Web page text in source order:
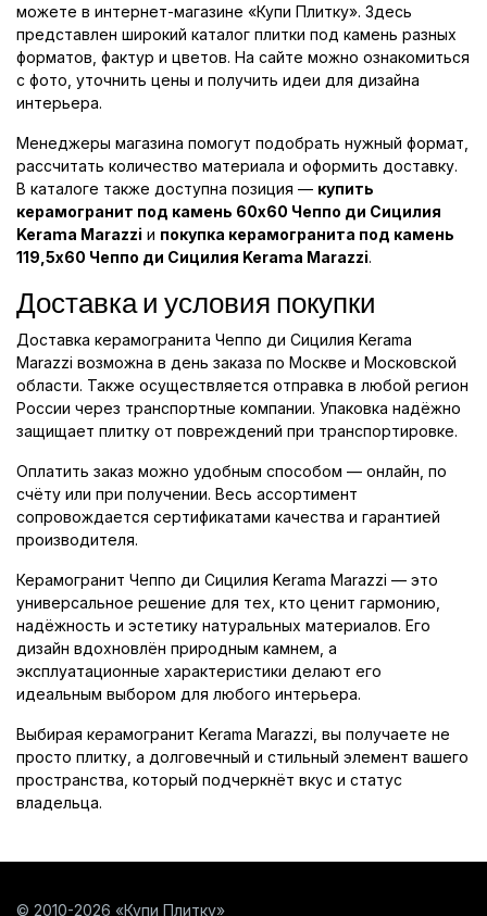
можете в интернет-магазине «Купи Плитку». Здесь
представлен широкий каталог плитки под камень разных
форматов, фактур и цветов. На сайте можно ознакомиться
с фото, уточнить цены и получить идеи для дизайна
интерьера.
Менеджеры магазина помогут подобрать нужный формат,
рассчитать количество материала и оформить доставку.
В каталоге также доступна позиция — купить
керамогранит под камень 60x60 Чеппо ди Сицилия
Kerama Marazzi и покупка керамогранита под камень
119,5x60 Чеппо ди Сицилия Kerama Marazzi.
Доставка и условия покупки
Доставка керамогранита Чеппо ди Сицилия Kerama
Marazzi возможна в день заказа по Москве и Московской
области. Также осуществляется отправка в любой регион
России через транспортные компании. Упаковка надёжно
защищает плитку от повреждений при транспортировке.
Оплатить заказ можно удобным способом — онлайн, по
счёту или при получении. Весь ассортимент
сопровождается сертификатами качества и гарантией
производителя.
Керамогранит Чеппо ди Сицилия Kerama Marazzi — это
универсальное решение для тех, кто ценит гармонию,
надёжность и эстетику натуральных материалов. Его
дизайн вдохновлён природным камнем, а
эксплуатационные характеристики делают его
идеальным выбором для любого интерьера.
Выбирая керамогранит Kerama Marazzi, вы получаете не
просто плитку, а долговечный и стильный элемент вашего
пространства, который подчеркнёт вкус и статус
владельца.
© 2010-2026 «Купи Плитку»